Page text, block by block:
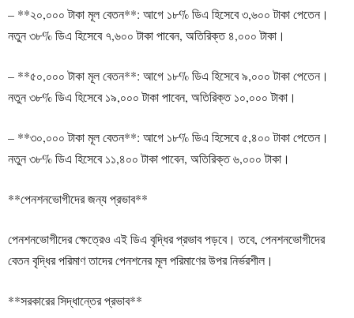
– **২০,০০০ টাকা মূল বেতন**: আগে ১৮% ডিএ হিসেবে ৩,৬০০ টাকা পেতেন।
নতুন ৩৮% ডিএ হিসেবে ৭,৬০০ টাকা পাবেন, অতিরিক্ত ৪,০০০ টাকা।
– **৫০,০০০ টাকা মূল বেতন**: আগে ১৮% ডিএ হিসেবে ৯,০০০ টাকা পেতেন।
নতুন ৩৮% ডিএ হিসেবে ১৯,০০০ টাকা পাবেন, অতিরিক্ত ১০,০০০ টাকা।
– **৩০,০০০ টাকা মূল বেতন**: আগে ১৮% ডিএ হিসেবে ৫,৪০০ টাকা পেতেন।
নতুন ৩৮% ডিএ হিসেবে ১১,৪০০ টাকা পাবেন, অতিরিক্ত ৬,০০০ টাকা।
**পেনশনভোগীদের জন্য প্রভাব**
পেনশনভোগীদের ক্ষেত্রেও এই ডিএ বৃদ্ধির প্রভাব পড়বে। তবে, পেনশনভোগীদের
বেতন বৃদ্ধির পরিমাণ তাদের পেনশনের মূল পরিমাণের উপর নির্ভরশীল।
**সরকারের সিদ্ধান্তের প্রভাব**